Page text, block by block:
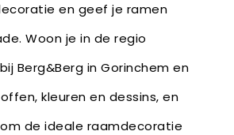
en geef je ramen
Woon je in de regio
Berg&Berg in Gorinchem en
kleuren en dessins, en
de ideale raamdecoratie